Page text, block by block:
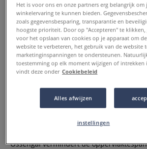
MAIMERI | MaimeriBlu
612 ○ natuurlijk —
aquarelverf & gouache
0 Beoordeling
Ossengal vermindert de
Het is voor ons en onze partners erg belangrijk om
winkelervaring te kunnen bieden.
zoals gegevensbesparing, transparantie en
hoogste prioriteit. Door op "Accepteren" te
voor het opslaan van cookies op je apparaat om
website te verbeteren, het gebruik van de website
marketinginspanningen te ondersteunen.
toestemming op elk moment wijzigen of intrekken
vindt deze onder Cookiebeleid
Alles afwijzen
instellingen